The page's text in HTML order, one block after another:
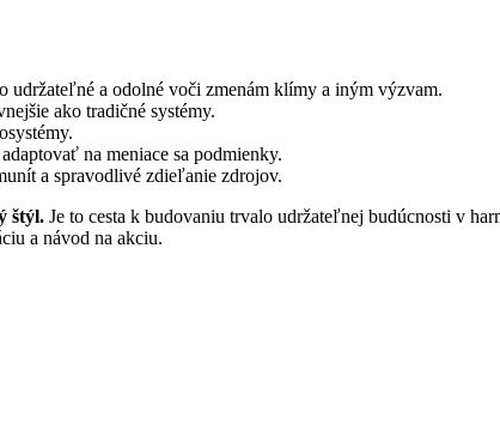
udržateľné a odolné voči zmenám klímy a iným výzvam.
ako tradičné systémy.
na meniace sa podmienky.
a spravodlivé zdieľanie zdrojov.
štýl. Je to cesta k budovaniu trvalo udržateľnej budúcnosti v
a návod na akciu.